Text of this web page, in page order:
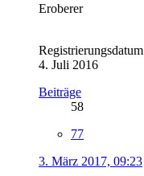
Eroberer
Registrierungsdatum
4. Juli 2016
Beiträge
58
77
3. März 2017, 09:23